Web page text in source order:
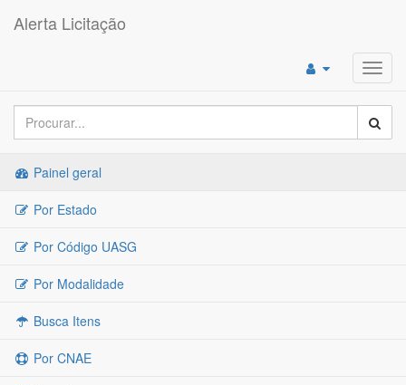
Alerta Licitação
Painel geral
Por Estado
Por Código UASG
Por Modalidade
Busca Itens
Por CNAE